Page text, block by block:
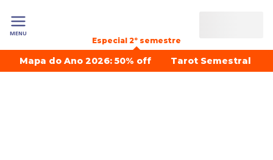
MENU
Especial 2º semestre
Mapa do Ano 2026: 50% off Tarot Semestral